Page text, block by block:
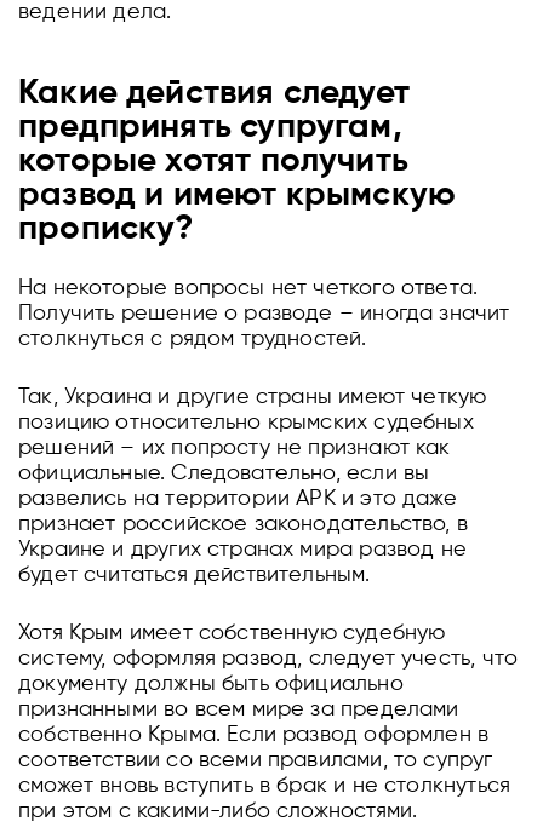
ведении дела.
Какие действия следует
предпринять супругам,
которые хотят получить
развод и имеют крымскую
прописку?
На некоторые вопросы нет четкого ответа.
Получить решение о разводе – иногда значит
столкнуться с рядом трудностей.
Так, Украина и другие страны имеют четкую
позицию относительно крымских судебных
решений – их попросту не признают как
официальные. Следовательно, если вы
развелись на территории АРК и это даже
признает российское законодательство, в
Украине и других странах мира развод не
будет считаться действительным.
Хотя Крым имеет собственную судебную
систему, оформляя развод, следует учесть, что
документу должны быть официально
признанными во всем мире за пределами
собственно Крыма. Если развод оформлен в
соответствии со всеми правилами, то супруг
сможет вновь вступить в брак и не столкнуться
при этом с какими-либо сложностями.